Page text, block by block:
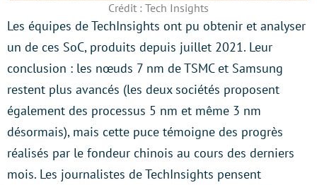
Crédit : Tech Insights
Les équipes de TechInsights ont pu obtenir et analyser
un de ces SoC, produits depuis juillet 2021. Leur
conclusion : les nœuds 7 nm de TSMC et Samsung
restent plus avancés (les deux sociétés proposent
également des processus 5 nm et même 3 nm
désormais), mais cette puce témoigne des progrès
réalisés par le fondeur chinois au cours des derniers
mois. Les journalistes de TechInsights pensent